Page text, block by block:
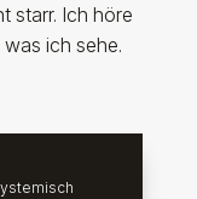
starr. Ich höre
ich sehe.